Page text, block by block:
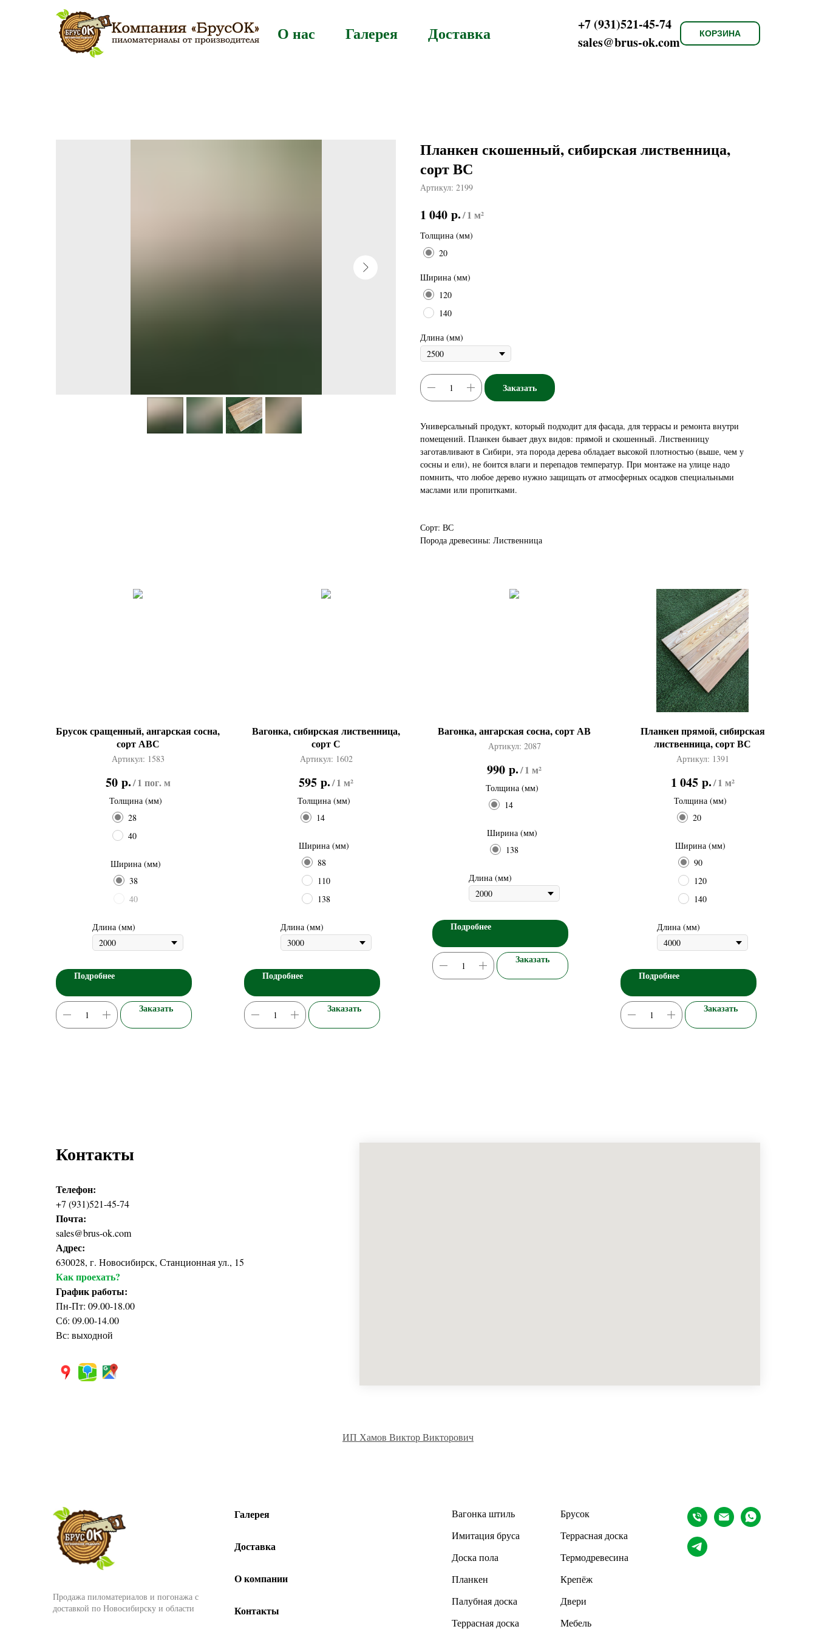
О нас Галерея Доставка
+7 (931)521-45-74
sales@brus-ok.com
КОРЗИНА
Планкен скошенный, сибирская лиственница,
сорт ВС
Артикул: 2199
1 040 р./1 м²
Толщина (мм)
20
Ширина (мм)
120
140
Длина (мм)
Заказать
Универсальный продукт, который подходит для фасада, для террасы и ремонта внутри
помещений. Планкен бывает двух видов: прямой и скошенный. Лиственницу
заготавливают в Сибири, эта порода дерева обладает высокой плотностью (выше, чем у
сосны и ели), не боится влаги и перепадов температур. При монтаже на улице надо
помнить, что любое дерево нужно защищать от атмосферных осадков специальными
маслами или пропитками.
Сорт: ВС
Порода древесины: Лиственница
Брусок сращенный, ангарская сосна,
сорт АВС
Артикул: 1583
50 р./1 пог. м
Толщина (мм)
28
40
Ширина (мм)
38
40
Длина (мм)
Подробнее
Заказать
Вагонка, сибирская лиственница,
сорт С
Артикул: 1602
595 р./1 м²
Толщина (мм)
14
Ширина (мм)
88
110
138
Длина (мм)
Подробнее
Заказать
Вагонка, ангарская сосна, сорт АВ
Артикул: 2087
990 р./1 м²
Толщина (мм)
14
Ширина (мм)
138
Длина (мм)
Подробнее
Заказать
Планкен прямой, сибирская
лиственница, сорт ВС
Артикул: 1391
1 045 р./1 м²
Толщина (мм)
20
Ширина (мм)
90
120
140
Длина (мм)
Подробнее
Заказать
Контакты
Телефон:
+7 (931)521-45-74
Почта:
sales@brus-ok.com
Адрес:
630028, г. Новосибирск, Станционная ул., 15
Как проехать?
График работы:
Пн-Пт: 09.00-18.00
Сб: 09.00-14.00
Вс: выходной
ИП Хамов Виктор Викторович
Продажа пиломатериалов и погонажа с
доставкой по Новосибирску и области
Галерея
Доставка
О компании
Контакты
Вагонка штиль
Имитация бруса
Доска пола
Планкен
Палубная доска
Террасная доска
Брусок
Террасная доска
Термодревесина
Крепёж
Двери
Мебель